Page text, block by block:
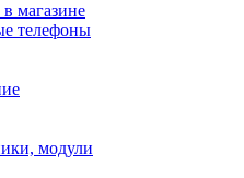
магазине
телефоны
модули